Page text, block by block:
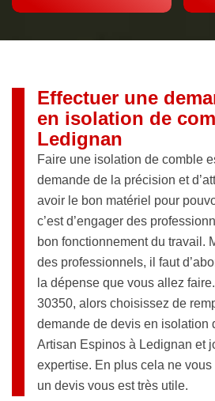
Effectuer une
en isolation de
Ledignan
Faire une isolation de comble
demande de la précision et
avoir le bon matériel pour
c’est d’engager des
bon fonctionnement du travail.
des professionnels, il faut
la dépense que vous allez
30350, alors choisissez de
demande de devis en isolation
Artisan Espinos à Ledignan et
expertise. En plus cela ne
un devis vous est très utile.